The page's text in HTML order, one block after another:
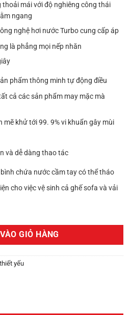
mái với độ nghiêng công thái
ngang
nghệ hơi nước Turbo cung cấp áp
là phẳng mọi nếp nhăn
phẩm thông minh tự động điều
cả các sản phẩm may mặc mà
mẽ khử tới 99. 9% vi khuẩn gây mùi
và dễ dàng thao tác
bình chứa nước cầm tay có thể tháo
cho việc vệ sinh cả ghế sofa và vải
số lượng
GIỎ HÀNG
yếu